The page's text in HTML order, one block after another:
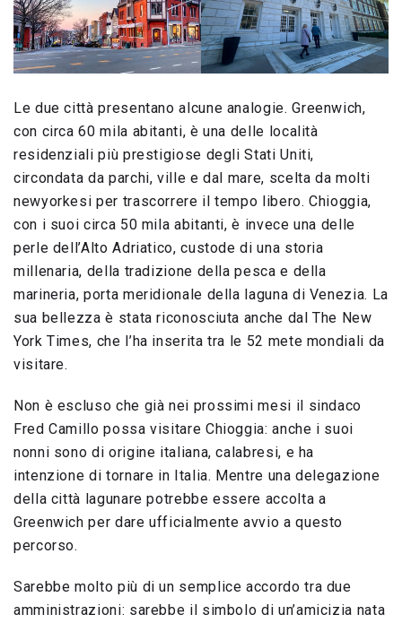
Le due città presentano alcune analogie. Greenwich,
con circa 60 mila abitanti, è una delle località
residenziali più prestigiose degli Stati Uniti,
circondata da parchi, ville e dal mare, scelta da molti
newyorkesi per trascorrere il tempo libero. Chioggia,
con i suoi circa 50 mila abitanti, è invece una delle
perle dell’Alto Adriatico, custode di una storia
millenaria, della tradizione della pesca e della
marineria, porta meridionale della laguna di Venezia. La
sua bellezza è stata riconosciuta anche dal The New
York Times, che l’ha inserita tra le 52 mete mondiali da
visitare.
Non è escluso che già nei prossimi mesi il sindaco
Fred Camillo possa visitare Chioggia: anche i suoi
nonni sono di origine italiana, calabresi, e ha
intenzione di tornare in Italia. Mentre una delegazione
della città lagunare potrebbe essere accolta a
Greenwich per dare ufficialmente avvio a questo
percorso.
Sarebbe molto più di un semplice accordo tra due
amministrazioni: sarebbe il simbolo di un’amicizia nata